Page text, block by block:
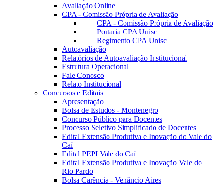
Avaliação Online
CPA - Comissão Própria de Avaliação
CPA - Comissão Própria de Avaliação
Portaria CPA Unisc
Regimento CPA Unisc
Autoavaliação
Relatórios de Autoavaliação Institucional
Estrutura Operacional
Fale Conosco
Relato Institucional
Concursos e Editais
Apresentação
Bolsa de Estudos - Montenegro
Concurso Público para Docentes
Processo Seletivo Simplificado de Docentes
Edital Extensão Produtiva e Inovação do Vale do
Caí
Edital PEPI Vale do Caí
Edital Extensão Produtiva e Inovação Vale do
Rio Pardo
Bolsa Carência - Venâncio Aires